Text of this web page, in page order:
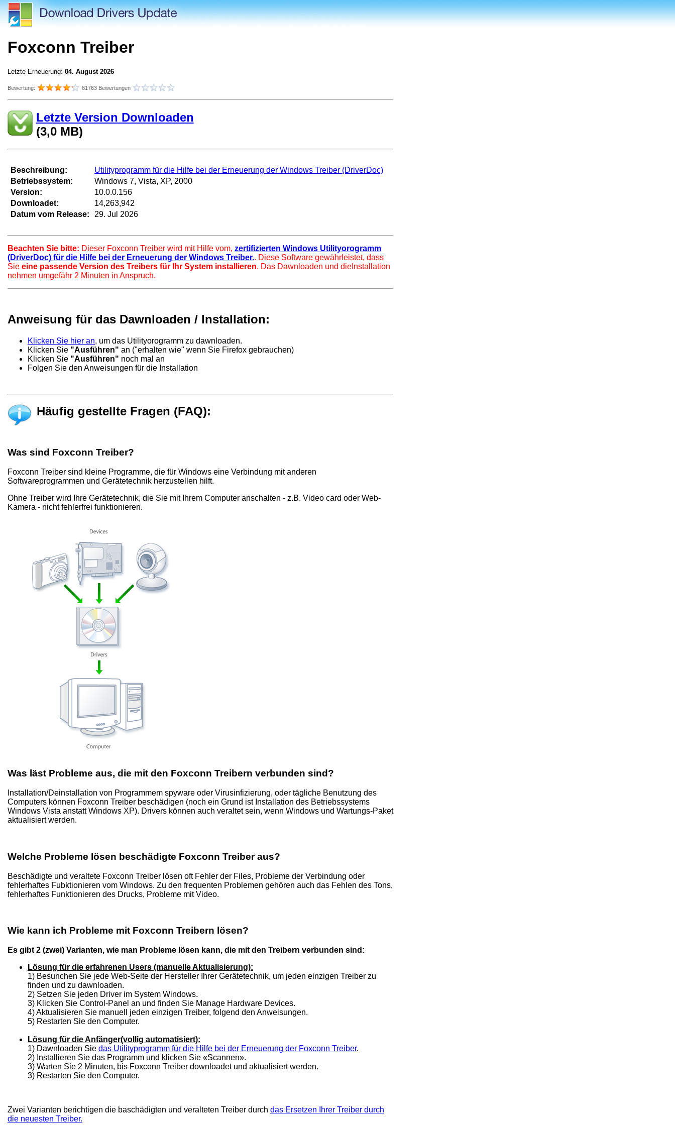
Foxconn Treiber
Letzte Erneuerung: 04. August 2026
Bewertung: 81763 Bewertungen
Letzte Version Downloaden
(3,0 MB)
Beschreibung:
Betriebssystem:
Version:
Downloadet:
Datum vom Release:
Utilityprogramm für die Hilfe bei der Erneuerung der Windows Treiber (DriverDoc)
Windows 7, Vista, XP, 2000
10.0.0.156
14,263,942
29. Jul 2026
Beachten Sie bitte: Dieser Foxconn Treiber wird mit Hilfe vom, zertifizierten Windows Utilityorogramm
(DriverDoc) für die Hilfe bei der Erneuerung der Windows Treiber.. Diese Software gewährleistet, dass
Sie eine passende Version des Treibers für Ihr System installieren. Das Dawnloaden und dieInstallation
nehmen umgefähr 2 Minuten in Anspruch.
Anweisung für das Dawnloaden / Installation:
Klicken Sie hier an, um das Utilityorogramm zu dawnloaden.
Klicken Sie "Ausführen" an ("erhalten wie" wenn Sie Firefox gebrauchen)
Klicken Sie "Ausführen" noch mal an
Folgen Sie den Anweisungen für die Installation
Häufig gestellte Fragen (FAQ):
Was sind Foxconn Treiber?
Foxconn Treiber sind kleine Programme, die für Windows eine Verbindung mit anderen
Softwareprogrammen und Gerätetechnik herzustellen hilft.
Ohne Treiber wird Ihre Gerätetechnik, die Sie mit Ihrem Computer anschalten - z.B. Video card oder Web-
Kamera - nicht fehlerfrei funktionieren.
Was läst Probleme aus, die mit den Foxconn Treibern verbunden sind?
Installation/Deinstallation von Programmem spyware oder Virusinfizierung, oder tägliche Benutzung des
Computers können Foxconn Treiber beschädigen (noch ein Grund ist Installation des Betriebssystems
Windows Vista anstatt Windows XP). Drivers können auch veraltet sein, wenn Windows und Wartungs-Paket
aktualisiert werden.
Welche Probleme lösen beschädigte Foxconn Treiber aus?
Beschädigte und veraltete Foxconn Treiber lösen oft Fehler der Files, Probleme der Verbindung oder
fehlerhaftes Fubktionieren vom Windows. Zu den frequenten Problemen gehören auch das Fehlen des Tons,
fehlerhaftes Funktionieren des Drucks, Probleme mit Video.
Wie kann ich Probleme mit Foxconn Treibern lösen?
Es gibt 2 (zwei) Varianten, wie man Probleme lösen kann, die mit den Treibern verbunden sind:
Lösung für die erfahrenen Users (manuelle Aktualisierung):
1) Besunchen Sie jede Web-Seite der Hersteller Ihrer Gerätetechnik, um jeden einzigen Treiber zu
finden und zu dawnloaden.
2) Setzen Sie jeden Driver im System Windows.
3) Klicken Sie Control-Panel an und finden Sie Manage Hardware Devices.
4) Aktualisieren Sie manuell jeden einzigen Treiber, folgend den Anweisungen.
5) Restarten Sie den Computer.
Lösung für die Anfänger(vollig automatisiert):
1) Dawnloaden Sie das Utilityprogramm für die Hilfe bei der Erneuerung der Foxconn Treiber.
2) Installieren Sie das Programm und klicken Sie «Scannen».
3) Warten Sie 2 Minuten, bis Foxconn Treiber downloadet und aktualisiert werden.
3) Restarten Sie den Computer.
Zwei Varianten berichtigen die baschädigten und veralteten Treiber durch das Ersetzen Ihrer Treiber durch
die neuesten Treiber.